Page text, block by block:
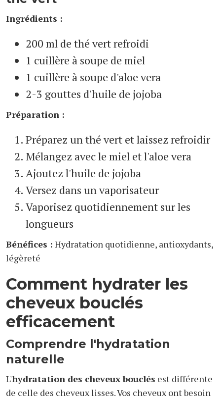
Ingrédients :
200 ml de thé vert refroidi
1 cuillère à soupe de miel
1 cuillère à soupe d'aloe vera
2-3 gouttes d'huile de jojoba
Préparation :
Préparez un thé vert et laissez refroidir
Mélangez avec le miel et l'aloe vera
Ajoutez l'huile de jojoba
Versez dans un vaporisateur
Vaporisez quotidiennement sur les
longueurs
Bénéfices : Hydratation quotidienne, antioxydants,
légèreté
Comment hydrater les
cheveux bouclés
efficacement
Comprendre l'hydratation
naturelle
L'hydratation des cheveux bouclés est différente
de celle des cheveux lisses. Vos cheveux ont besoin